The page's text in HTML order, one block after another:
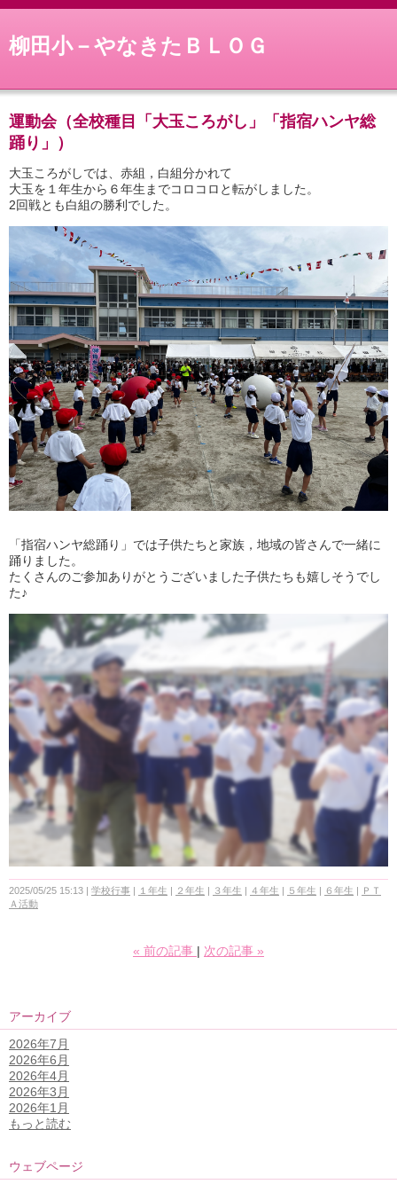
柳田小－やなきたＢＬＯＧ
運動会（全校種目「大玉ころがし」「指宿ハンヤ総
踊り」）
大玉ころがしでは、赤組，白組分かれて
大玉を１年生から６年生までコロコロと転がしました。
2回戦とも白組の勝利でした。
「指宿ハンヤ総踊り」では子供たちと家族，地域の皆さんで一緒に
踊りました。
たくさんのご参加ありがとうございました子供たちも嬉しそうでし
た♪
2025/05/25 15:13 学校行事 １年生 ２年生 ３年生 ４年生 ５年生 ６年生
ＰＴ
Ａ活動
« 前の記事 次の記事 »
アーカイブ
2026年7月
2026年6月
2026年4月
2026年3月
2026年1月
もっと読む
ウェブページ